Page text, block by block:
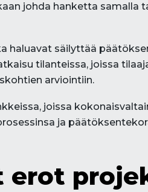
johda hanketta samalla
haluavat säilyttää
tilanteissa, joissa
arviointiin.
joissa
ja
erot